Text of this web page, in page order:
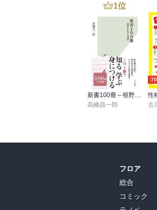
1位
新書100冊～視野を広げる読書～
高橋昌一郎
古
フロア
総合
コミック